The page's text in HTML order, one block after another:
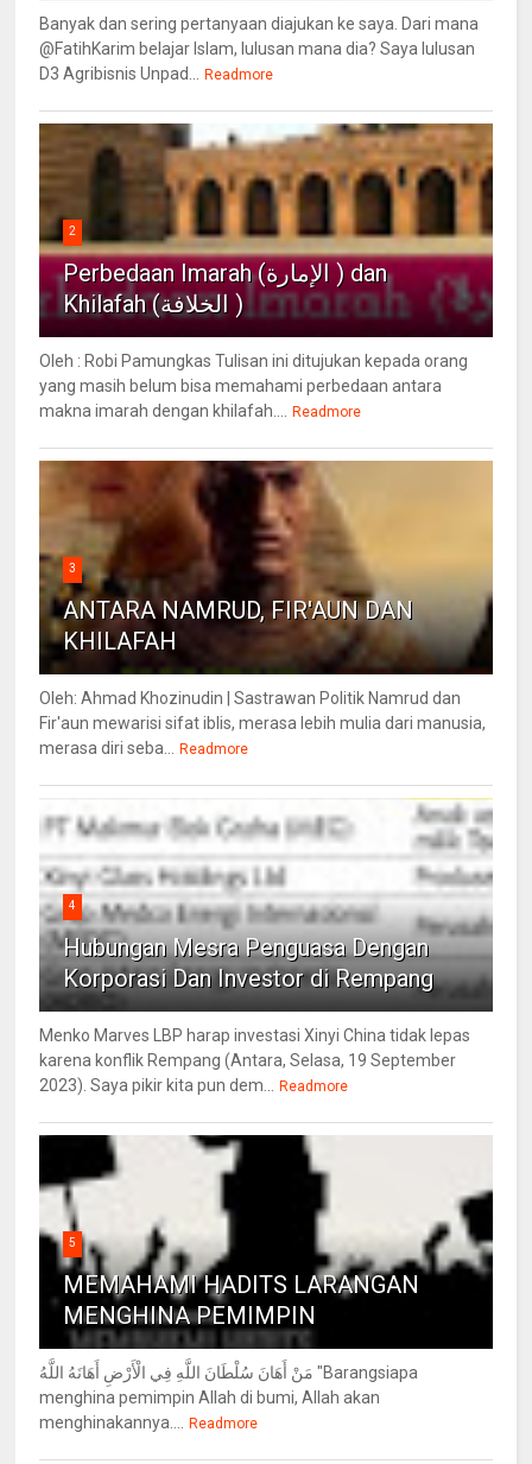
Banyak dan sering pertanyaan diajukan ke saya. Dari mana
@FatihKarim belajar Islam, lulusan mana dia? Saya lulusan
D3 Agribisnis Unpad...
Readmore
2
Perbedaan Imarah (الإمارة ) dan
Khilafah (الخلافة )
Oleh : Robi Pamungkas Tulisan ini ditujukan kepada orang
yang masih belum bisa memahami perbedaan antara
makna imarah dengan khilafah....
Readmore
3
ANTARA NAMRUD, FIR'AUN DAN
KHILAFAH
Oleh: Ahmad Khozinudin | Sastrawan Politik Namrud dan
Fir'aun mewarisi sifat iblis, merasa lebih mulia dari manusia,
merasa diri seba...
Readmore
4
Hubungan Mesra Penguasa Dengan
Korporasi Dan Investor di Rempang
Menko Marves LBP harap investasi Xinyi China tidak lepas
karena konflik Rempang (Antara, Selasa, 19 September
2023). Saya pikir kita pun dem...
Readmore
5
MEMAHAMI HADITS LARANGAN
MENGHINA PEMIMPIN
مَنْ أَهَانَ سُلْطَانَ اللَّهِ فِي الْأَرْضِ أَهَانَهُ اللَّهُ "Barangsiapa
menghina pemimpin Allah di bumi, Allah akan
menghinakannya....
Readmore